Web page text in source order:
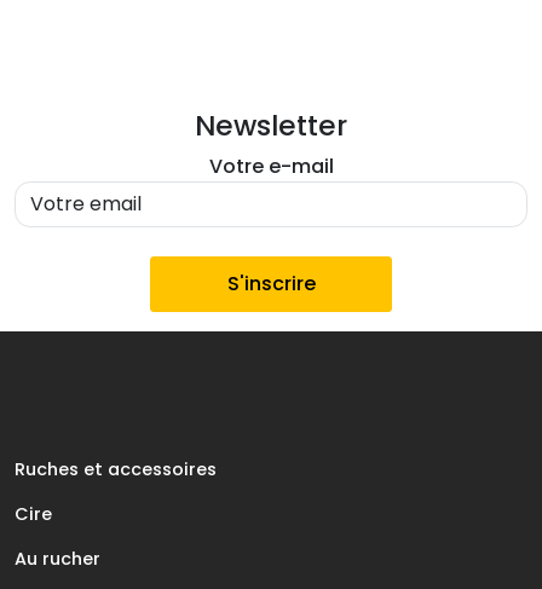
Newsletter
Votre e-mail
Ruches et accessoires
Cire
Au rucher